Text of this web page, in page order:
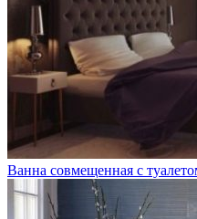
Ванна совмещенная с